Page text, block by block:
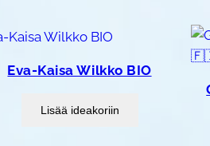
Eva-Kaisa Wilkko BIO
Lisää ideakoriin